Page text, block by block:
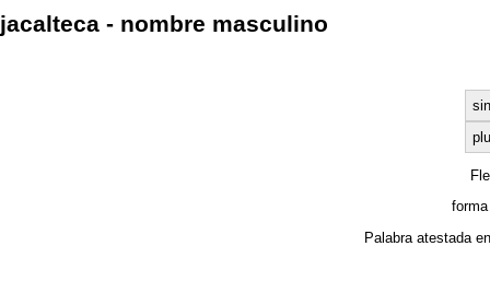
jacalteca - nombre masculino
Palabra atestada